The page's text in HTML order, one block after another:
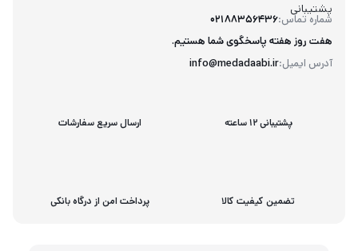
پشتیبانی
شماره تماس:02188356436
آدرس ایمیل:info@medadaabi.ir
هفت روز هفته پاسخگوی شما هستیم.
پشتیبانی 12 ساعته ارسال سریع سفارشات
تضمین کیفیت کالا پرداخت امن از درگاه بانکی